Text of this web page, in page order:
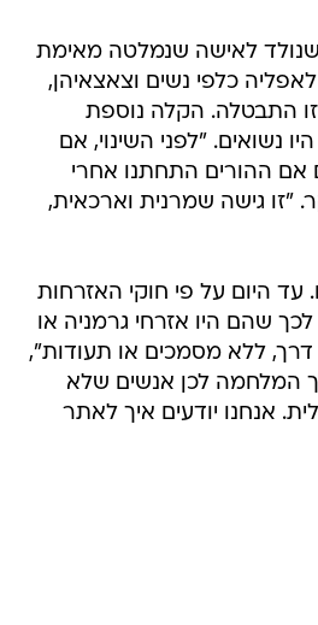
שנולד לאישה שנמלטה מאימת
גרם לאפליה כלפי נשים וצאצאיהן,
התבטלה. הקלה נוספת
נשואים. "לפני השינוי, אם
אם ההורים התחתנו אחרי
"זו גישה שמרנית וארכאית,
עד היום על פי חוקי האזרחות
שהם היו אזרחי גרמניה או
ללא מסמכים או תעודות",
המלחמה לכן אנשים שלא
אנחנו יודעים איך לאתר